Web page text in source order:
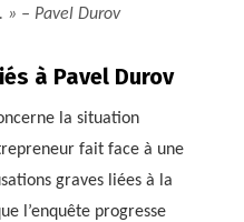
» – Pavel Durov
à Pavel Durov
la situation
fait face à une
graves liées à la
l’enquête progresse